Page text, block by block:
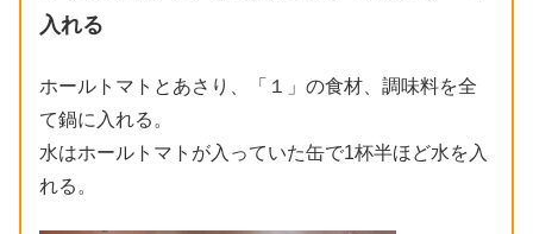
入れる
ホールトマトとあさり、「１」の食材、調味料を全
て鍋に入れる。
水はホールトマトが入っていた缶で1杯半ほど水を入
れる。